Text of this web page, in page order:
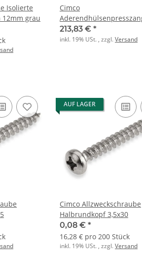
Isolierte
12mm grau
Cimco
FLEXI-CRIMP 6 10qmm
213,83 € *
inkl. 19% USt. , zzgl.Versand
AUF LAGER
Cimco Allzweckschraube
Halbrundkopf 3,5x30
0,08 € *
16,28 € pro 200 Stück
inkl. 19% USt. , zzgl.Versand